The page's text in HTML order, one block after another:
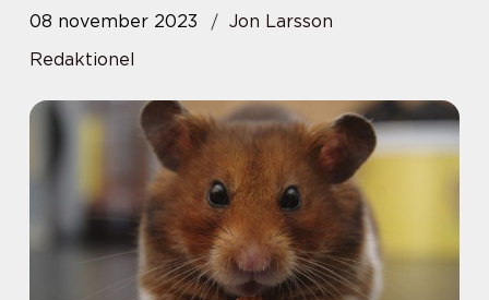
08 november 2023
Jon Larsson
Redaktionel